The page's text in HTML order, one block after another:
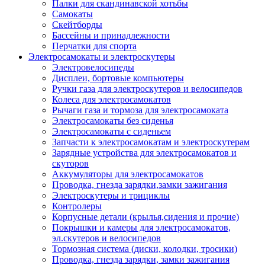
Палки для скандинавской хотьбы
Самокаты
Скейтборды
Бассейны и принадлежности
Перчатки для спорта
Электросамокаты и электроскутеры
Электровелосипеды
Дисплеи, бортовые компьютеры
Ручки газа для электроскутеров и велосипедов
Колеса для электросамокатов
Рычаги газа и тормоза для электросамоката
Электросамокаты без сиденья
Электросамокаты с сиденьем
Запчасти к электросамокатам и электроскутерам
Зарядные устройства для электросамокатов и
скуторов
Аккумуляторы для электросамокатов
Проводка, гнезда зарядки,замки зажигания
Электроскутеры и трициклы
Контролеры
Корпусные детали (крылья,сидения и прочие)
Покрышки и камеры для электросамокатов,
эл.скутеров и велосипедов
Тормозная система (диски, колодки, тросики)
Проводка, гнезда зарядки, замки зажигания